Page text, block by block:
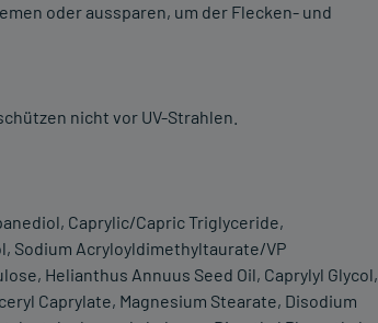
oder aussparen, um der Flecken- und
nicht vor UV-Strahlen.
Caprylic/Capric Triglyceride,
Sodium Acryloyldimethyltaurate/VP
Helianthus Annuus Seed Oil, Caprylyl Glycol,
Caprylate, Magnesium Stearate, Disodium